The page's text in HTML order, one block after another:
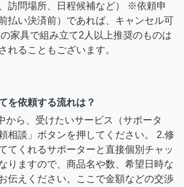
訪問場所、日程候補など） ※依頼申
払い決済前）であれば、キャンセル可
家具で組み立て2人以上推奨のものは
れることもございます。
を依頼する流れは？
から、受けたいサービス（サポータ
相談」ボタンを押してください。 2.修
てくれるサポーターと直接個別チャッ
りますので、商品名や数、希望日時な
伝えください。ここで金額などの交渉